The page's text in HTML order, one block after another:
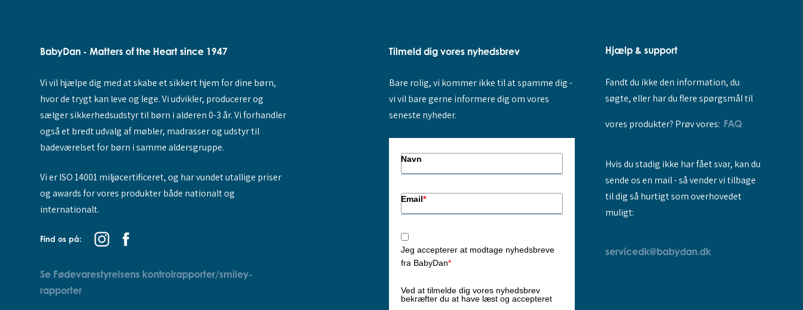
BabyDan - Matters of the Heart since 1947
Vi vil hjælpe dig med at skabe et sikkert hjem for dine børn,
hvor de trygt kan leve og lege. Vi udvikler, producerer og
sælger sikkerhedsudstyr til børn i alderen 0-3 år. Vi forhandler
også et bredt udvalg af møbler, madrasser og udstyr til
badeværelset for børn i samme aldersgruppe.
Vi er ISO 14001 miljøcertificeret, og har vundet utallige priser
og awards for vores produkter både nationalt og
internationalt.
Find os på:
Se Fødevarestyrelsens kontrolrapporter/smiley-
rapporter
Tilmeld dig vores nyhedsbrev
Bare rolig, vi kommer ikke til at spamme dig -
vi vil bare gerne informere dig om vores
seneste nyheder.
Navn
Email*
Jeg accepterer at modtage nyhedsbreve
fra BabyDan*
Ved at tilmelde dig vores nyhedsbrev
bekræfter du at have læst og accepteret
Hjælp & support
Fandt du ikke den information, du
søgte, eller har du flere spørgsmål til
vores produkter? Prøv vores: FAQ
Hvis du stadig ikke har fået svar, kan du
sende os en mail - så vender vi tilbage
til dig så hurtigt som overhovedet
muligt:
servicedk@babydan.dk